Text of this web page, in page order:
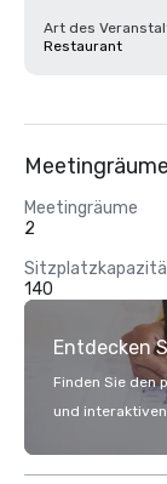
Art des
Restaurant
Meetingräume
Meetingräume
2
140
Entdecken
Finden Sie den
und